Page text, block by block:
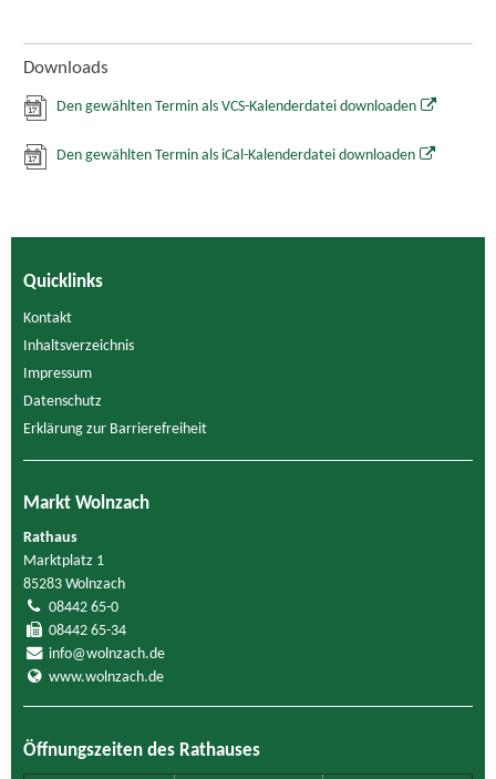
Downloads
Den gewählten Termin als VCS-Kalenderdatei downloaden
Den gewählten Termin als iCal-Kalenderdatei downloaden
Quicklinks
Kontakt
Inhaltsverzeichnis
Impressum
Datenschutz
Erklärung zur Barrierefreiheit
Markt Wolnzach
Rathaus
Marktplatz 1
85283 Wolnzach
08442 65-0
08442 65-34
info@wolnzach.de
www.wolnzach.de
Öffnungszeiten des Rathauses